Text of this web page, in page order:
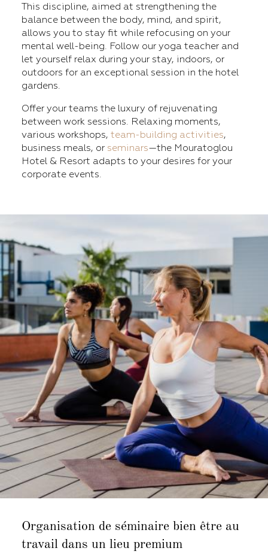
This discipline, aimed at strengthening the
balance between the body, mind, and spirit,
allows you to stay fit while refocusing on your
mental well-being. Follow our yoga teacher and
let yourself relax during your stay, indoors, or
outdoors for an exceptional session in the hotel
gardens.
Offer your teams the luxury of rejuvenating
between work sessions. Relaxing moments,
various workshops, team-building activities,
business meals, or seminars—the Mouratoglou
Hotel & Resort adapts to your desires for your
corporate events.
Organisation de séminaire bien être au
travail dans un lieu premium